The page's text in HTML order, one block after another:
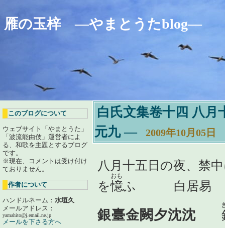
雁の玉梓 ―やまとうたblog―
このブログについて
ウェブサイト「やまとうた」
「波流能由伎」運営者によ
る、和歌を主題とするブログ
です。
※現在、コメントは受け付け
ておりません。
作者について
ハンドルネーム： 水垣久
メールアドレス：
yamahito@j.email.ne.jp
メールを下さる方へ
白氏文集卷十四 八月
元九― 2009年10月05日
八月十五日の夜、禁
を憶
おも
ふ 白居易
銀臺金闕夕沈沈